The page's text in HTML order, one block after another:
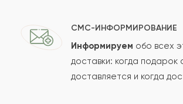
Сколько будет
СМС-ИНФОРМИРОВАНИЕ
Информируем обо всех
доставки: когда подарок
доставляется и когда